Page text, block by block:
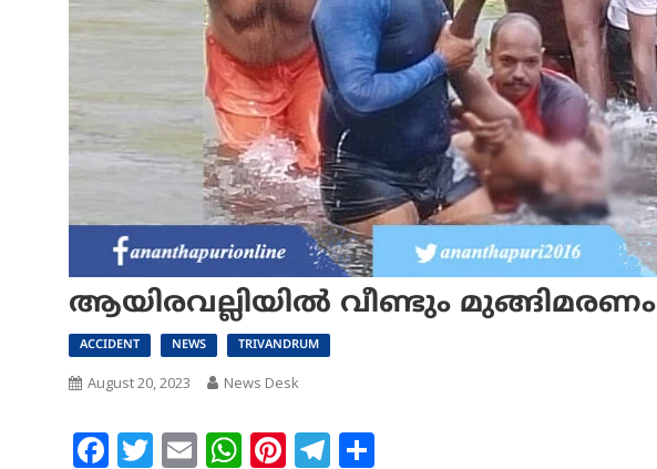
ആയിരവല്ലിയിൽ വീണ്ടും മുങ്ങിമരണം
ACCIDENT NEWS TRIVANDRUM
August 20, 2023 News Desk
Facebook
Twitter
EmailWhatsApp
Pinterest
Telegram